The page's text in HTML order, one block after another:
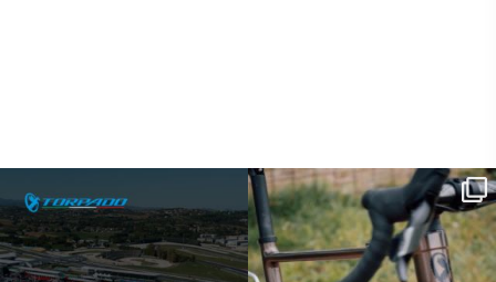
IBF sta per...
17 1
Kepler R è la gravel pensata per affrontare
lunghe...
27 0